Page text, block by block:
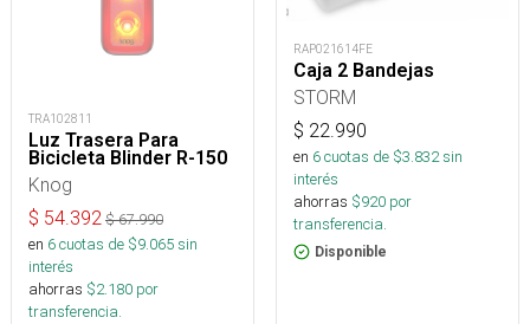
TRA102811
Luz Trasera Para
Bicicleta Blinder R-150
Knog
$ 54.392 $67.990
en 6cuotas de $9.065sin
interés
ahorras $2.180 por
transferencia.
RAP021614FE
Caja 2 Bandejas
STORM
$ 22.990
en 6cuotas de $3.832sin
interés
ahorras $920 por
transferencia.
Disponible